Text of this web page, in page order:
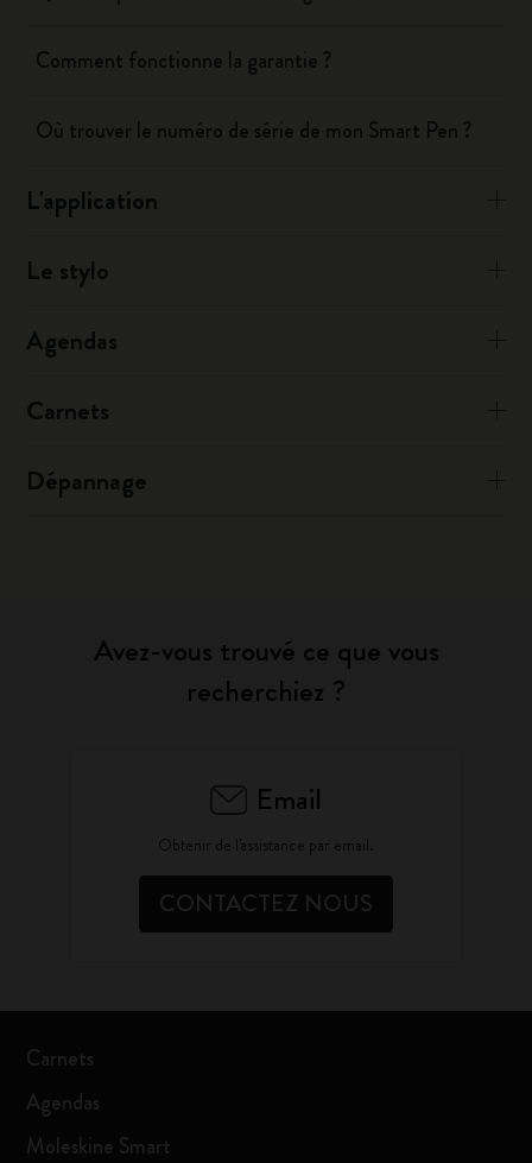
Comment fonctionne la garantie ?
Où trouver le numéro de série de mon Smart Pen ?
L'application
Le stylo
Agendas
Carnets
Dépannage
Avez-vous trouvé ce que vous
recherchiez ?
Email
Obtenir de l'assistance par email.
CONTACTEZ NOUS
Carnets
Agendas
Moleskine Smart